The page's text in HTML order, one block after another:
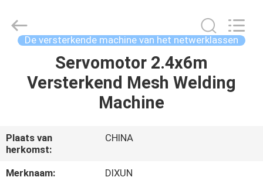
VR
TOON
Mesh
Products
De versterkende machine van het netwerklassen
Servomotor 2.4x6m
Versterkend Mesh Welding
Machine
Plaats van
herkomst:
CHINA
Merknaam:
DIXUN